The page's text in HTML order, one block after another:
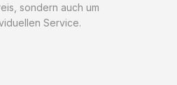
sondern auch um
Service.